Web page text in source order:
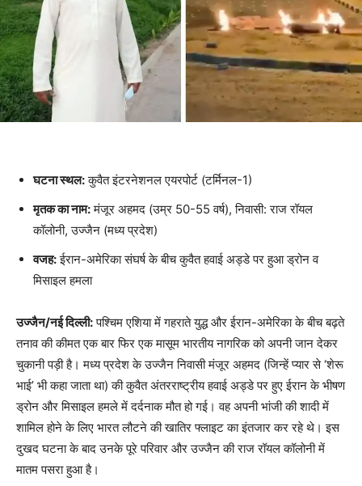
घटना स्थल:कुवैत इंटरनेशनल एयरपोर्ट (टर्मिनल-1)
मृतक का नाम:मंजूर अहमद (उम्र 50-55 वर्ष), निवासी: राज रॉयल
कॉलोनी, उज्जैन (मध्य प्रदेश)
वजह:ईरान-अमेरिका संघर्ष के बीच कुवैत हवाई अड्डे पर हुआ ड्रोन व
मिसाइल हमला
उज्जैन/नई दिल्ली:पश्चिम एशिया में गहराते युद्ध और ईरान-अमेरिका के बीच बढ़ते
तनाव की कीमत एक बार फिर एक मासूम भारतीय नागरिक को अपनी जान देकर
चुकानी पड़ी है। मध्य प्रदेश के उज्जैन निवासी मंजूर अहमद (जिन्हें प्यार से ‘शेरू
भाई’ भी कहा जाता था) की कुवैत अंतरराष्ट्रीय हवाई अड्डे पर हुए ईरान के भीषण
ड्रोन और मिसाइल हमले में दर्दनाक मौत हो गई। वह अपनी भांजी की शादी में
शामिल होने के लिए भारत लौटने की खातिर फ्लाइट का इंतजार कर रहे थे। इस
दुखद घटना के बाद उनके पूरे परिवार और उज्जैन की राज रॉयल कॉलोनी में
मातम पसरा हुआ है।